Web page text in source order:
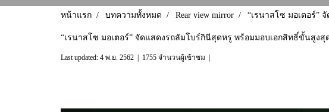
หน้าแรก บทความทั้งหมด Rear view mirror “เรนาสโซ มอเตอร์”
“เรนาสโซ มอเตอร์” จัดแสดงรถลัมโบร์กินีสุดหรู พร้อมมอบเอกสิทธิ์ขั้นสูง
Last updated: 4 พ.ย. 2562 1755 จำนวนผู้เข้าชม